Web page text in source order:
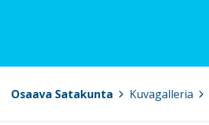
Osaava Satakunta Kuvagalleria